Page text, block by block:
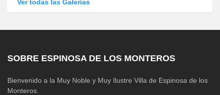
Ver todas las Galerías
SOBRE ESPINOSA DE LOS MONTEROS
Bienvenido a la Muy Noble y Muy Ilustre Villa de Espinosa de los
Monteros.